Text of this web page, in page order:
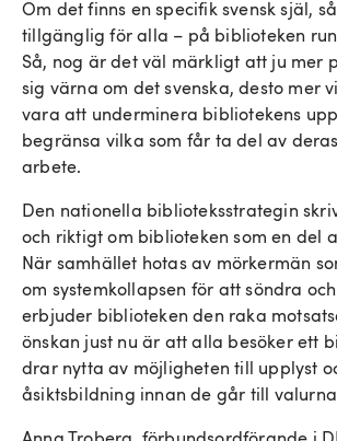
Om det finns en specifik svensk själ,
tillgänglig för alla – på biblioteken
Så, nog är det väl märkligt att ju mer
sig värna om det svenska, desto mer
vara att underminera bibliotekens
begränsa vilka som får ta del av
arbete.
Den nationella biblioteksstrategin
och riktigt om biblioteken som en del
När samhället hotas av mörkermän
om systemkollapsen för att söndra
erbjuder biblioteken den raka
önskan just nu är att alla besöker ett
drar nytta av möjligheten till upplyst
åsiktsbildning innan de går till